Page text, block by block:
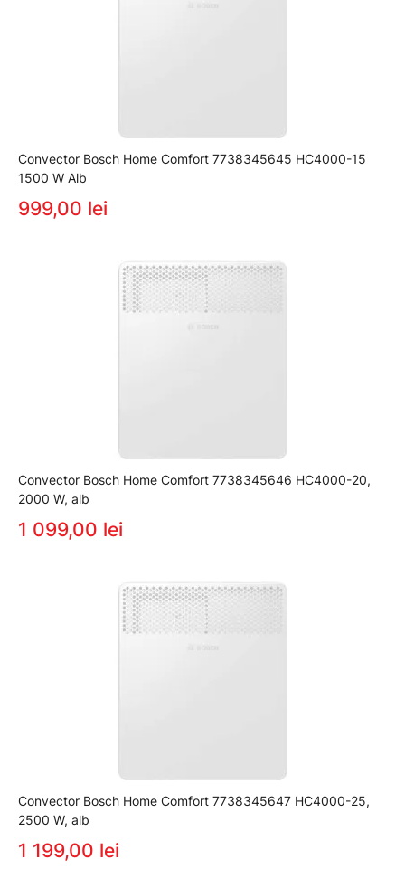
Convector Bosch Home Comfort 7738345645 HC4000-15
1500 W Alb
999,00 lei
Convector Bosch Home Comfort 7738345646 HC4000-20,
2000 W, alb
1 099,00 lei
Convector Bosch Home Comfort 7738345647 HC4000-25,
2500 W, alb
1 199,00 lei